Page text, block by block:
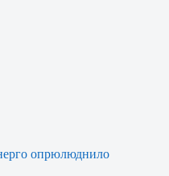
опрюлюднило